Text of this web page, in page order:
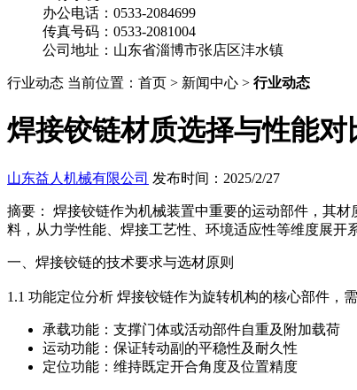
办公电话： 0533-2084699
传真号码： 0533-2081004
公司地址：山东省淄博市张店区沣水镇
行业动态 当前位置：首页 > 新闻中心 > 行业动态
焊接铰链材质选择与性能对
山东益人机械有限公司 发布时间：2025/2/27
摘要： 焊接铰链作为机械装置中重要的运动部件，其
料，从力学性能、焊接工艺性、环境适应性等维度展开
一、焊接铰链的技术要求与选材原则
1.1 功能定位分析 焊接铰链作为旋转机构的核心部件，
承载功能：支撑门体或活动部件自重及附加载荷
运动功能：保证转动副的平稳性及耐久性
定位功能：维持既定开合角度及位置精度